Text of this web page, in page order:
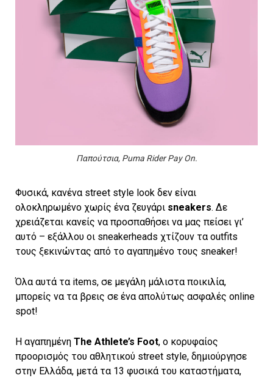
Παπούτσια, Puma Rider Pay On.
Φυσικά, κανένα street style look δεν είναι
ολοκληρωμένο χωρίς ένα ζευγάρι sneakers. Δε
χρειάζεται κανείς να προσπαθήσει να μας πείσει γι’
αυτό – εξάλλου οι sneakerheads χτίζουν τα outfits
τους ξεκινώντας από το αγαπημένο τους sneaker!
Όλα αυτά τα items, σε μεγάλη μάλιστα ποικιλία,
μπορείς να τα βρεις σε ένα απολύτως ασφαλές online
spot!
Η αγαπημένη The Athlete’s Foot, ο κορυφαίος
προορισμός του αθλητικού street style, δημιούργησε
στην Ελλάδα, μετά τα 13 φυσικά του καταστήματα,